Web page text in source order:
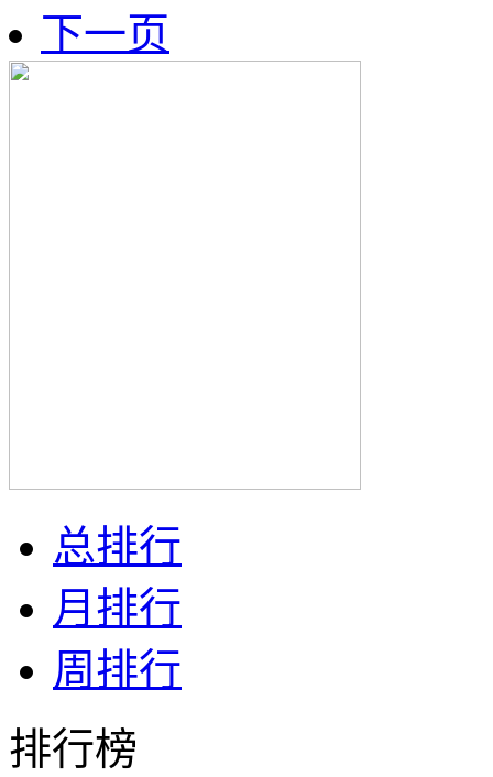
下一页
总排行
月排行
周排行
排行榜